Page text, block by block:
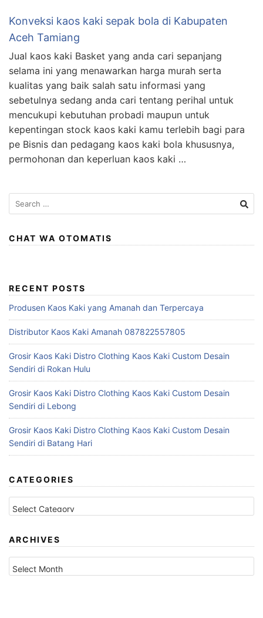
Konveksi kaos kaki sepak bola di Kabupaten
Aceh Tamiang
Jual kaos kaki Basket yang anda cari sepanjang
selama ini yang menawarkan harga murah serta
kualitas yang baik salah satu informasi yang
sebetulnya sedang anda cari tentang perihal untuk
mencukupi kebutuhan probadi maupun untuk
kepentingan stock kaos kaki kamu terlebih bagi para
pe Bisnis dan pedagang kaos kaki bola khususnya,
permohonan dan keperluan kaos kaki …
Search
for:
CHAT WA OTOMATIS
RECENT POSTS
Produsen Kaos Kaki yang Amanah dan Terpercaya
Distributor Kaos Kaki Amanah 087822557805
Grosir Kaos Kaki Distro Clothing Kaos Kaki Custom Desain
Sendiri di Rokan Hulu
Grosir Kaos Kaki Distro Clothing Kaos Kaki Custom Desain
Sendiri di Lebong
Grosir Kaos Kaki Distro Clothing Kaos Kaki Custom Desain
Sendiri di Batang Hari
CATEGORIES
Categories
ARCHIVES
Archives